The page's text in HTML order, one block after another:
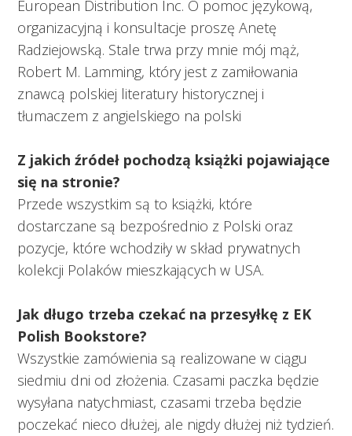
European Distribution Inc. O pomoc językową,
organizacyjną i konsultacje proszę Anetę
Radziejowską. Stale trwa przy mnie mój mąż,
Robert M. Lamming, który jest z zamiłowania
znawcą polskiej literatury historycznej i
tłumaczem z angielskiego na polski
Z jakich źródeł pochodzą książki pojawiające
się na stronie?
Przede wszystkim są to książki, które
dostarczane są bezpośrednio z Polski oraz
pozycje, które wchodziły w skład prywatnych
kolekcji Polaków mieszkających w USA.
Jak długo trzeba czekać na przesyłkę z EK
Polish Bookstore?
Wszystkie zamówienia są realizowane w ciągu
siedmiu dni od złożenia. Czasami paczka będzie
wysyłana natychmiast, czasami trzeba będzie
poczekać nieco dłużej, ale nigdy dłużej niż tydzień.